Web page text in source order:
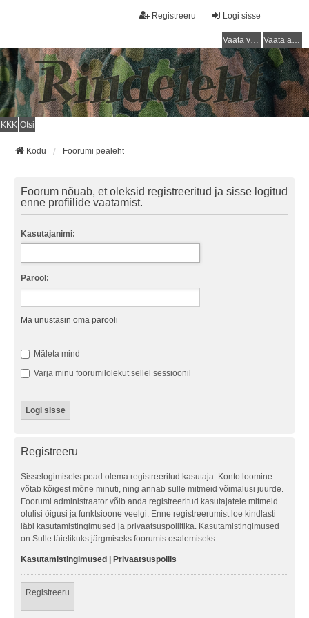
Logi sisse
Registreeru
Vaata vastamata teemasi Vaata aktiivseid teemasid
KKK Otsi
Kodu Foorumi pealeht
Foorum nõuab, et oleksid registreeritud ja sisse logitud
enne profiilide vaatamist.
Kasutajanimi:
Parool:
Ma unustasin oma parooli
Mäleta mind
Varja minu foorumilolekut sellel sessioonil
Registreeru
Sisselogimiseks pead olema registreeritud kasutaja. Konto loomine
võtab kõigest mõne minuti, ning annab sulle mitmeid võimalusi juurde.
Foorumi administraator võib anda registreeritud kasutajatele mitmeid
olulisi õigusi ja funktsioone veelgi. Enne registreerumist loe kindlasti
läbi kasutamistingimused ja privaatsuspoliitika. Kasutamistingimused
on Sulle täielikuks järgmiseks foorumis osalemiseks.
Kasutamistingimused Privaatsuspoliis
Registreeru